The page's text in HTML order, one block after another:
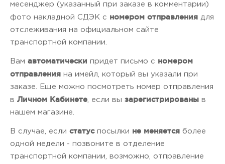
месенджер (указанный при заказе в комментарии)
фото накладной СДЭК с номером отправления для
отслеживания на официальном сайте
транспортной компании.
Вам автоматически придет письмо с номером
отправления на имейл, который вы указали при
заказе. Еще можно посмотреть номер отправления
в Личном Кабинете , если вы зарегистрированы в
нашем магазине.
В случае, если статуспосылки не меняется более
одной недели - позвоните в отделение
транспортной компании, возможно, отправление